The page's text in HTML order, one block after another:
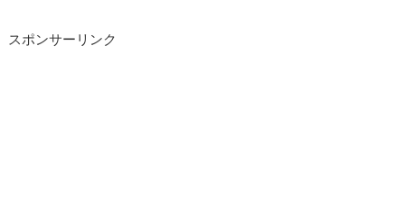
スポンサーリンク